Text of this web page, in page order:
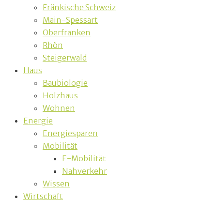
Fränkische Schweiz
Main-Spessart
Oberfranken
Rhön
Steigerwald
Haus
Baubiologie
Holzhaus
Wohnen
Energie
Energiesparen
Mobilität
E-Mobilität
Nahverkehr
Wissen
Wirtschaft